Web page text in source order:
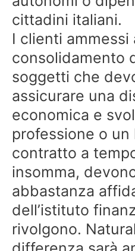
cittadini italiani.
I clienti ammessi
consolidamento
soggetti che
assicurare una
economica e
professione o
contratto a
insomma,
abbastanza
dell’istituto
rivolgono.